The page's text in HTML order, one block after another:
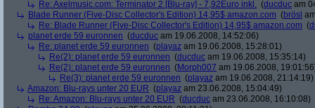
Re: Axelmusic.com: Terminator 2 [Blu-ray] - 7,92Euro inkl. (ducduc am
Blade Runner (Five-Disc Collector's Edition) 14,95$ amazon.com (brösl
Re: Blade Runner (Five-Disc Collector's Edition) 14,95$ amazon.com (
planet erde 59 euronnen (ducduc am 19.06.2008, 14:52:06)
Re: planet erde 59 euronnen (playaz am 19.06.2008, 15:28:01)
Re(2): planet erde 59 euronnen (ducduc am 19.06.2008, 15:35:14)
Re(2): planet erde 59 euronnen (Morph007 am 19.06.2008,
Re(3): planet erde 59 euronnen (playaz am 19.06.2008, 21:14:19)
Amazon: Blu-rays unter 20 EUR (playaz am 23.06.2008, 15:04:49)
Re: Amazon: Blu-rays unter 20 EUR (ducduc am 23.06.2008, 16:10:08)